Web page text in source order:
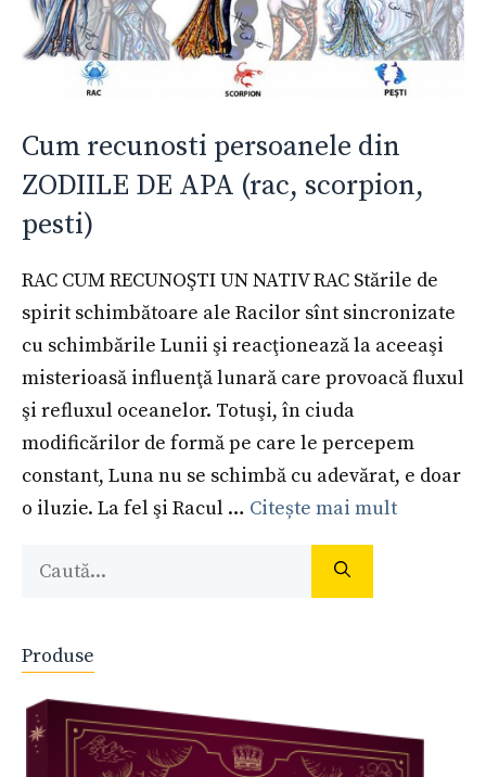
Cum recunosti persoanele din
ZODIILE DE APA (rac, scorpion,
pesti)
RAC CUM RECUNOŞTI UN NATIV RAC Stările de
spirit schimbătoare ale Racilor sînt sincronizate
cu schimbările Lunii şi reacţionează la aceeaşi
misterioasă influenţă lunară care provoacă fluxul
şi refluxul oceanelor. Totuşi, în ciuda
modificărilor de formă pe care le percepem
constant, Luna nu se schimbă cu adevărat, e doar
o iluzie. La fel şi Racul … Citește mai mult
Caută
Produse